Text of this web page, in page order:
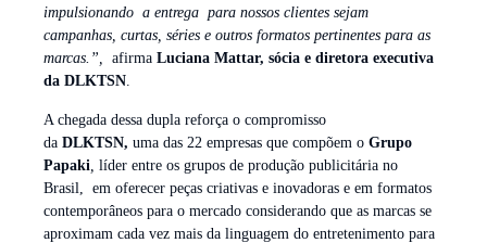
impulsionando a entrega para nossos clientes sejam
campanhas, curtas, séries e outros formatos pertinentes para as
marcas.”, afirma Luciana Mattar, sócia e diretora executiva
da DLKTSN.
A chegada dessa dupla reforça o compromisso
da DLKTSN, uma das 22 empresas que compõem o Grupo
Papaki líder entre os grupos de produção publicitária no
Brasil, em oferecer peças criativas e inovadoras e em formatos
contemporâneos para o mercado considerando que as marcas se
aproximam cada vez mais da linguagem do entretenimento para